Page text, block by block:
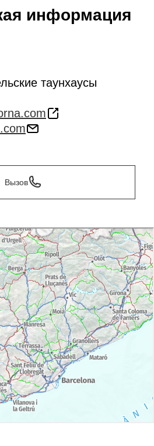
информация
таунхаусы
Вызов